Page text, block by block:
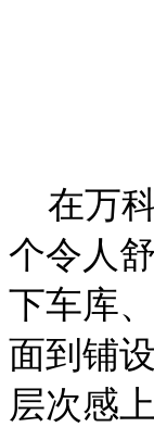
在万科
个令人
下车库
面到铺
层次感